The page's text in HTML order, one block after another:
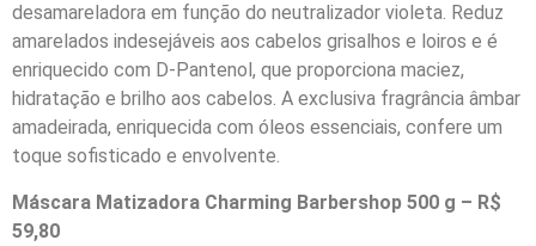
desamareladora em função do neutralizador violeta. Reduz
amarelados indesejáveis aos cabelos grisalhos e loiros e é
enriquecido com D-Pantenol, que proporciona maciez,
hidratação e brilho aos cabelos. A exclusiva fragrância âmbar
amadeirada, enriquecida com óleos essenciais, confere um
toque sofisticado e envolvente.
Máscara Matizadora Charming Barbershop 500 g – R$
59,80